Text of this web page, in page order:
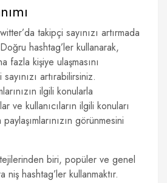
takipçi sayınızı artırmada
hashtag’ler kullanarak,
fazla kişiye ulaşmasını
artırabilirsiniz.
ilgili konularla
ve kullanıcıların ilgili konuları
görünmesini
biri, popüler ve genel
niş hashtag’ler kullanmaktır.